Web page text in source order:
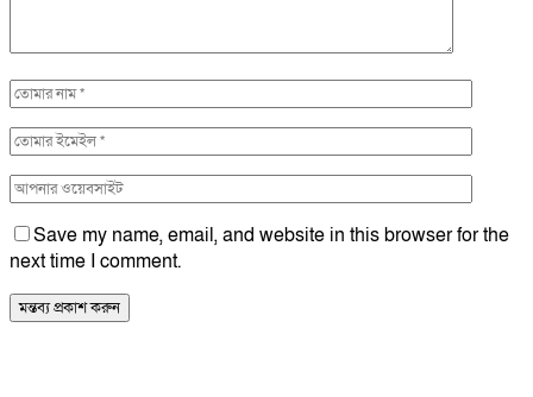
Save my name, email, and website in this browser for the
next time I comment.